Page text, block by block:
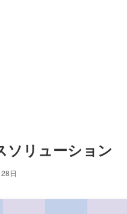
ソリューション
日